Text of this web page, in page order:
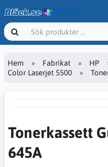
Hem Fabrikat HP
Color Laserjet 5500
Tonerkassett
645A